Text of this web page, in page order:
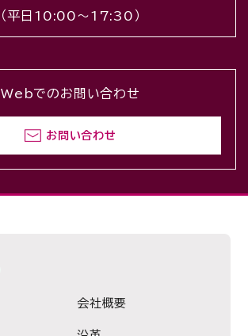
（平日10:00〜17:30）
Webでのお問い合わせ
お問い合わせ
会社概要